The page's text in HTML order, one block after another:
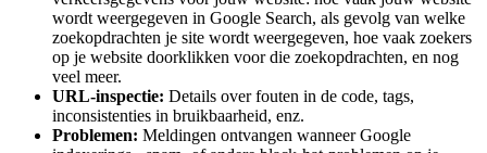
wordt weergegeven in Google Search, als gevolg van welke
zoekopdrachten je site wordt weergegeven, hoe vaak zoekers
op je website doorklikken voor die zoekopdrachten, en nog
veel meer.
URL-inspectie: Details over fouten in de code, tags,
inconsistenties in bruikbaarheid, enz.
Problemen: Meldingen ontvangen wanneer Google